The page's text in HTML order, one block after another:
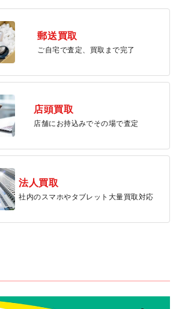
郵送買取
ご自宅で査定、買取まで完了
店頭買取
店舗にお持込みでその場で査定
法人買取
社内のスマホやタブレット大量買取対応